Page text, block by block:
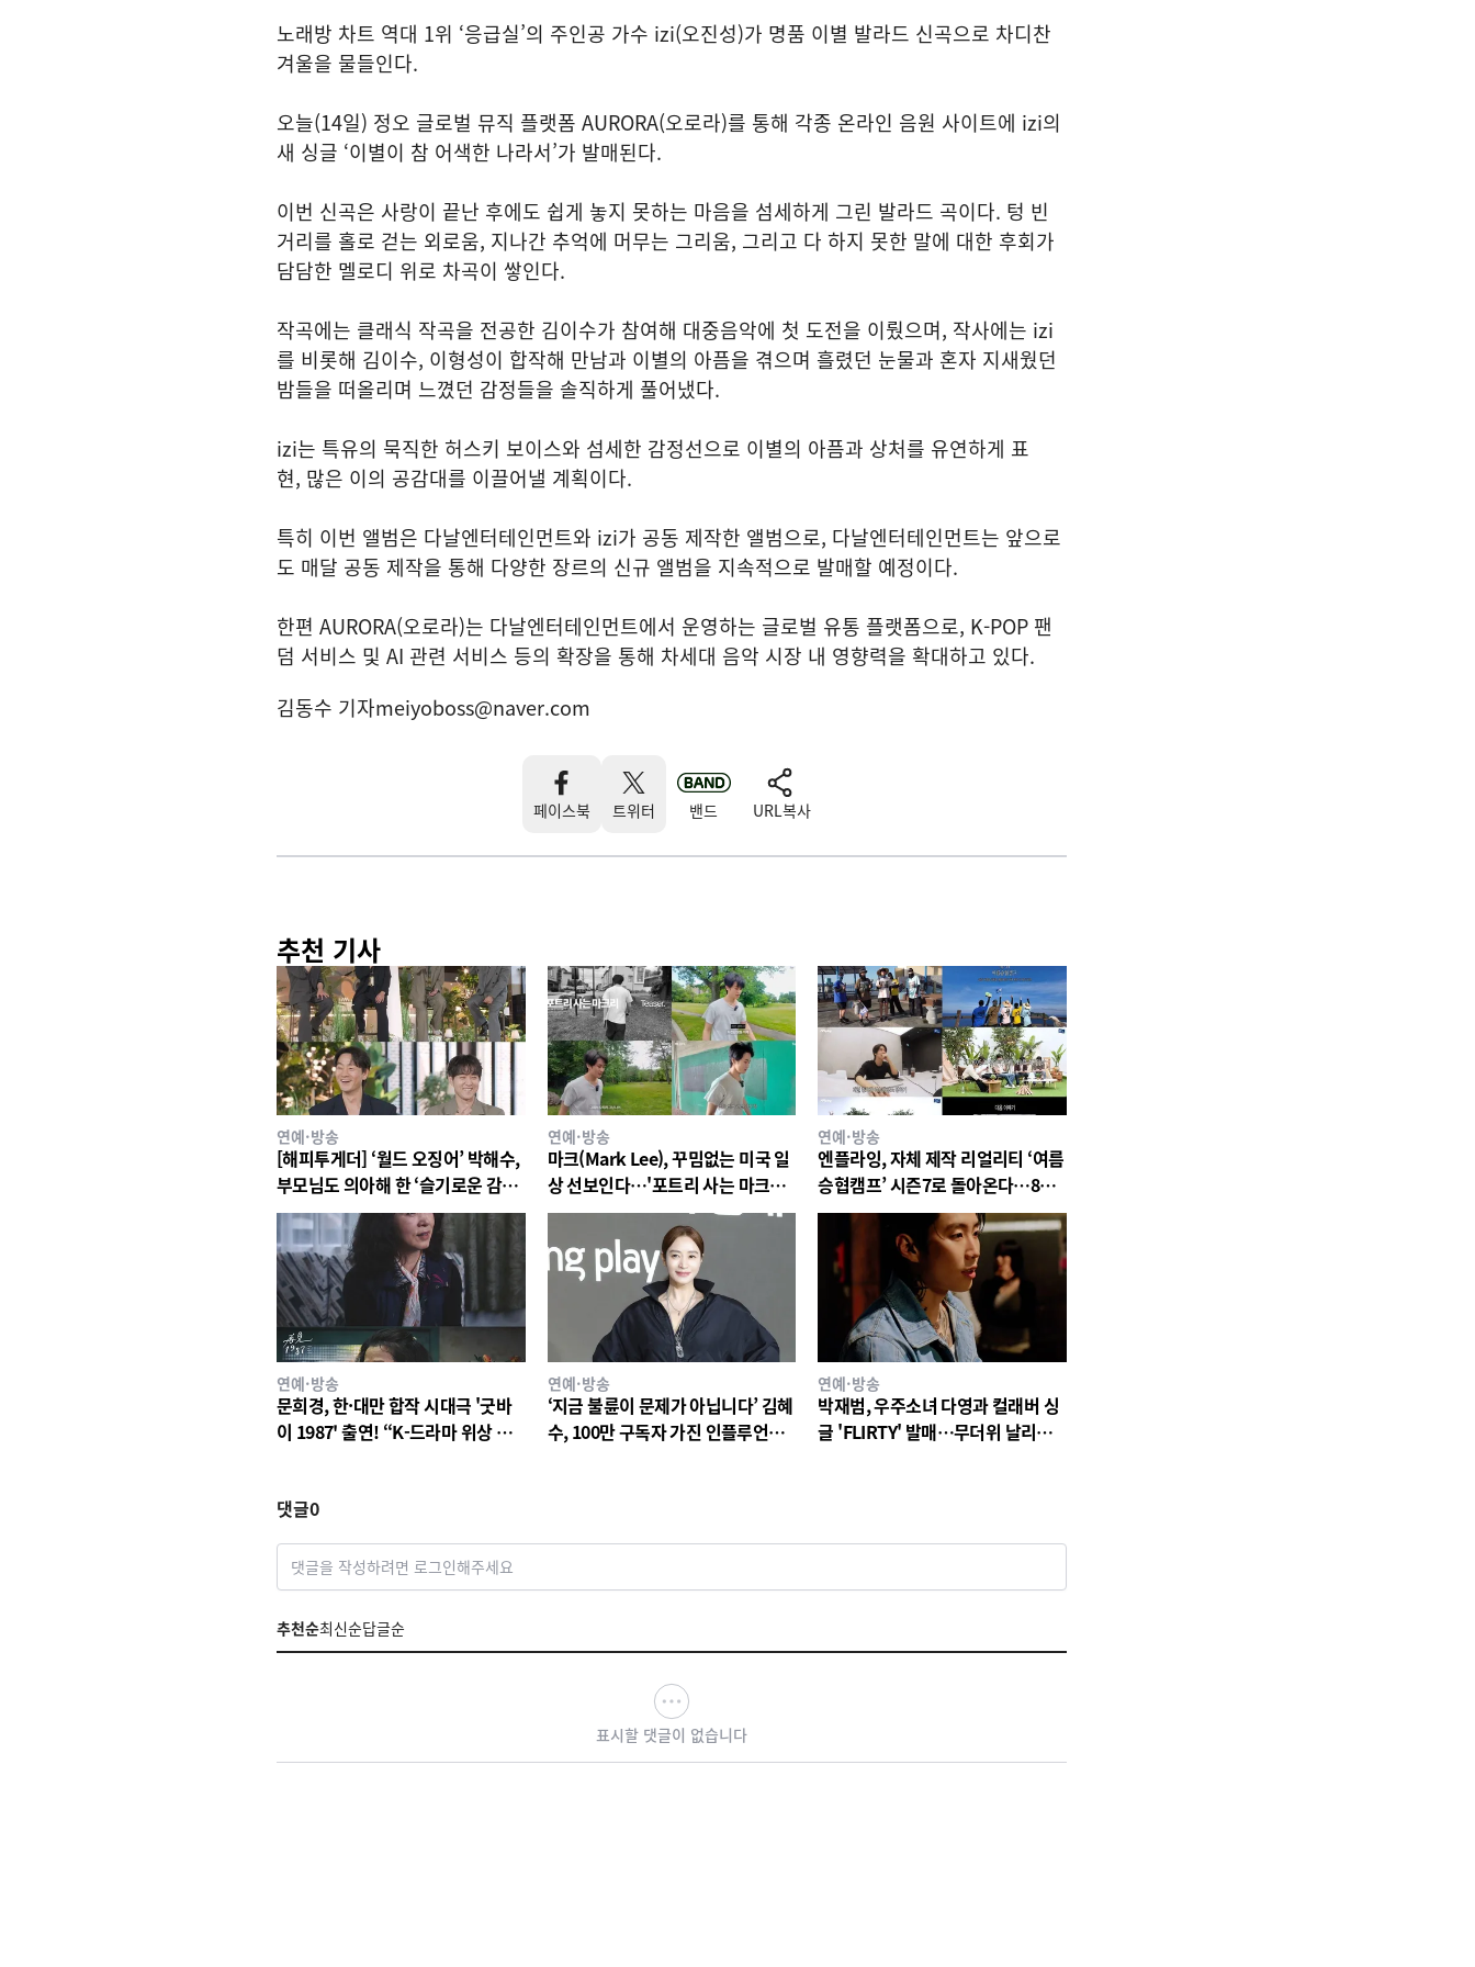
노래방 차트 역대 1위 ‘응급실’의 주인공 가수 izi(오진성)가 명품 이별 발라드 신곡으로 차디찬
겨울을 물들인다.
오늘(14일) 정오 글로벌 뮤직 플랫폼 AURORA(오로라)를 통해 각종 온라인 음원 사이트에 izi의
새 싱글 ‘이별이 참 어색한 나라서’가 발매된다.
이번 신곡은 사랑이 끝난 후에도 쉽게 놓지 못하는 마음을 섬세하게 그린 발라드 곡이다. 텅 빈
거리를 홀로 걷는 외로움, 지나간 추억에 머무는 그리움, 그리고 다 하지 못한 말에 대한 후회가
담담한 멜로디 위로 차곡이 쌓인다.
작곡에는 클래식 작곡을 전공한 김이수가 참여해 대중음악에 첫 도전을 이뤘으며, 작사에는 izi
를 비롯해 김이수, 이형성이 합작해 만남과 이별의 아픔을 겪으며 흘렸던 눈물과 혼자 지새웠던
밤들을 떠올리며 느꼈던 감정들을 솔직하게 풀어냈다.
izi는 특유의 묵직한 허스키 보이스와 섬세한 감정선으로 이별의 아픔과 상처를 유연하게 표
현, 많은 이의 공감대를 이끌어낼 계획이다.
특히 이번 앨범은 다날엔터테인먼트와 izi가 공동 제작한 앨범으로, 다날엔터테인먼트는 앞으로
도 매달 공동 제작을 통해 다양한 장르의 신규 앨범을 지속적으로 발매할 예정이다.
한편 AURORA(오로라)는 다날엔터테인먼트에서 운영하는 글로벌 유통 플랫폼으로, K-POP 팬
덤 서비스 및 AI 관련 서비스 등의 확장을 통해 차세대 음악 시장 내 영향력을 확대하고 있다.
김동수 기자meiyoboss@naver.com
페이스북 트위터 밴드 URL복사
추천 기사
연예·방송
[해피투게더] ‘월드 오징어’ 박해수,
부모님도 의아해 한 ‘슬기로운 감빵
생활’ 스타덤 후일담 고백!
연예·방송
마크(Mark Lee), 꾸밈없는 미국 일
상 선보인다…'포트리 사는 마크리'
티저 공개
연예·방송
엔플라잉, 자체 제작 리얼리티 ‘여름
승협캠프’ 시즌7로 돌아온다…8월
12일 첫 공개
연예·방송
문희경, 한·대만 합작 시대극 '굿바
이 1987' 출연! “K-드라마 위상 느
연예·방송
‘지금 불륜이 문제가 아닙니다’ 김혜
수, 100만 구독자 가진 인플루언서
연예·방송
박재범, 우주소녀 다영과 컬래버 싱
글 'FLIRTY' 발매…무더위 날리는
댓글0
댓글을 작성하려면 로그인해주세요
추천순최신순답글순
표시할 댓글이 없습니다